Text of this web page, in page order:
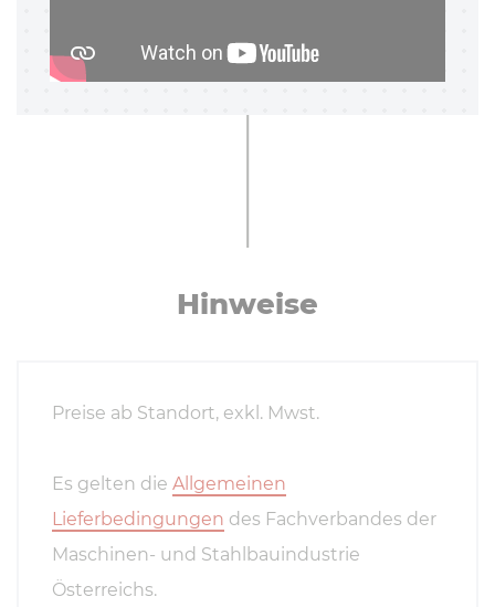
Hinweise
Preise ab Standort, exkl. Mwst.
Es gelten die Allgemeinen
Lieferbedingungen des Fachverbandes der
Maschinen- und Stahlbauindustrie
Österreichs.